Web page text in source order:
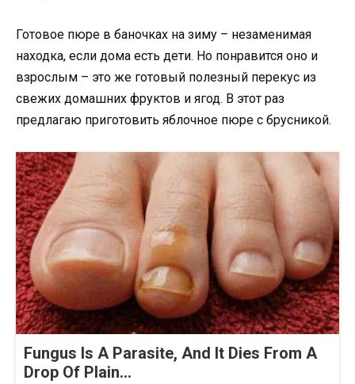
Готовое пюре в баночках на зиму – незаменимая
находка, если дома есть дети. Но понравится оно и
взрослым – это же готовый полезный перекус из
свежих домашних фруктов и ягод. В этот раз
предлагаю приготовить яблочное пюре с брусникой.
Fungus Is A Parasite, And It Dies From A
Drop Of Plain...